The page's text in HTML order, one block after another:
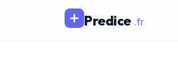
Predice .fr